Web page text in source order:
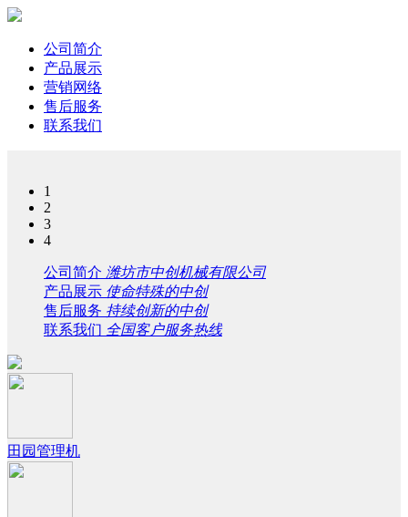
公司简介
产品展示
营销网络
售后服务
联系我们
1
2
3
4
公司简介 潍坊市中创机械有限公司
产品展示 使命特殊的中创
售后服务 持续创新的中创
联系我们 全国客户服务热线
田园管理机